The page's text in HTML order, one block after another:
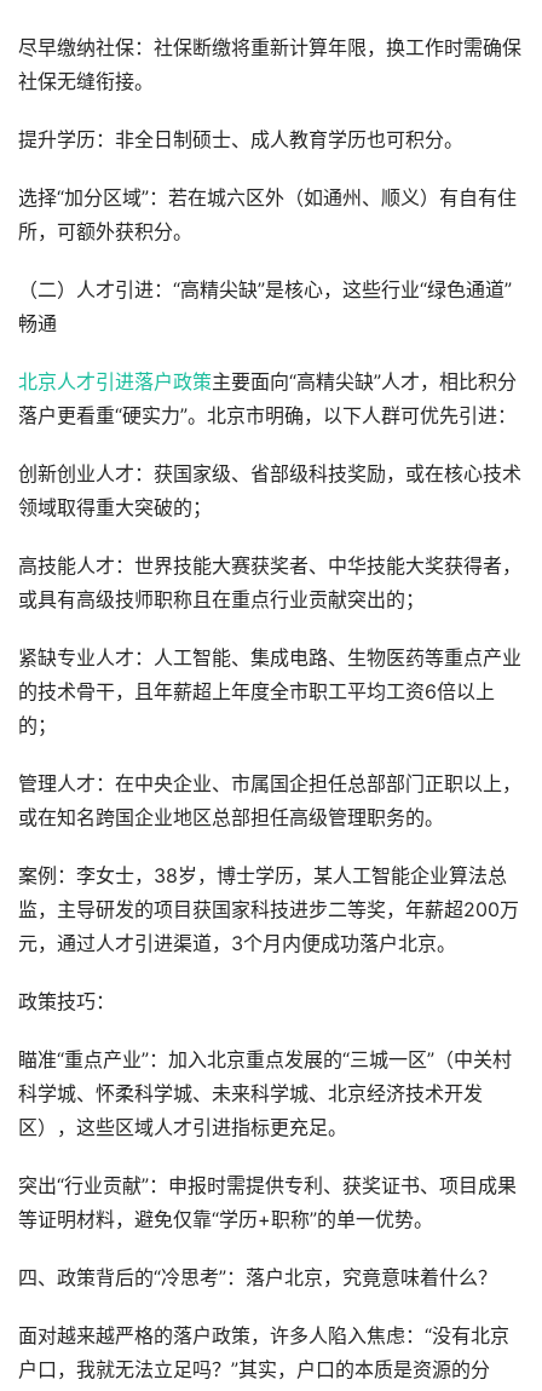
尽早缴纳社保：社保断缴将重新计算年限，换工作时需确保
社保无缝衔接。
提升学历：非全日制硕士、成人教育学历也可积分。
选择“加分区域”：若在城六区外（如通州、顺义）有自有住
所，可额外获积分。
（二）人才引进：“高精尖缺”是核心，这些行业“绿色通道”
畅通
北京人才引进落户政策主要面向“高精尖缺”人才，相比积分
落户更看重“硬实力”。北京市明确，以下人群可优先引进：
创新创业人才：获国家级、省部级科技奖励，或在核心技术
领域取得重大突破的；
高技能人才：世界技能大赛获奖者、中华技能大奖获得者，
或具有高级技师职称且在重点行业贡献突出的；
紧缺专业人才：人工智能、集成电路、生物医药等重点产业
的技术骨干，且年薪超上年度全市职工平均工资6倍以上
的；
管理人才：在中央企业、市属国企担任总部部门正职以上，
或在知名跨国企业地区总部担任高级管理职务的。
案例：李女士，38岁，博士学历，某人工智能企业算法总
监，主导研发的项目获国家科技进步二等奖，年薪超200万
元，通过人才引进渠道，3个月内便成功落户北京。
政策技巧：
瞄准“重点产业”：加入北京重点发展的“三城一区”（中关村
科学城、怀柔科学城、未来科学城、北京经济技术开发
区），这些区域人才引进指标更充足。
突出“行业贡献”：申报时需提供专利、获奖证书、项目成果
等证明材料，避免仅靠“学历+职称”的单一优势。
四、政策背后的“冷思考”：落户北京，究竟意味着什么？
面对越来越严格的落户政策，许多人陷入焦虑：“没有北京
户口，我就无法立足吗？”其实，户口的本质是资源的分